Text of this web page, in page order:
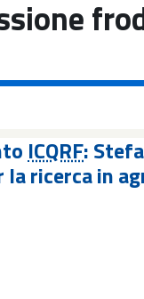
ICQRF:
la ricerca in